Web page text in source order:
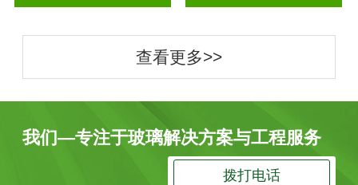
查看更多>>
我们—专注于玻璃解决方案与工程服务
拨打电话